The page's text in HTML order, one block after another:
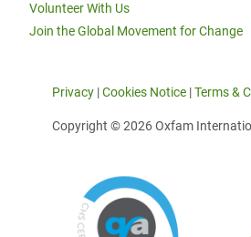
Volunteer With Us
Join the Global Movement for Change
Privacy |Cookies Notice |Terms &
Copyright © 2026 Oxfam